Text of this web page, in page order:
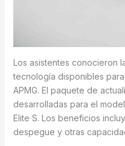
Los asistentes conocieron
tecnología disponibles
APMG. El paquete de
desarrolladas para el
Elite S. Los beneficios
despegue y otras